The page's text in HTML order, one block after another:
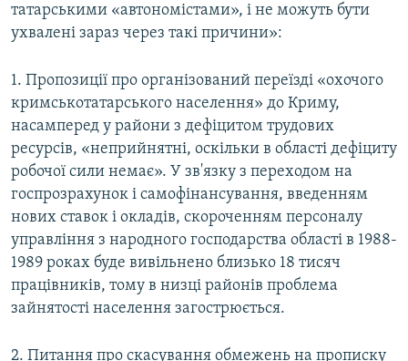
татарськими «автономістами», і не можуть бути
ухвалені зараз через такі причини»:
1. Пропозиції про організований переїзді «охочого
кримськотатарського населення» до Криму,
насамперед у райони з дефіцитом трудових
ресурсів, «неприйнятні, оскільки в області дефіциту
робочої сили немає». У зв'язку з переходом на
госпрозрахунок і самофінансування, введенням
нових ставок і окладів, скороченням персоналу
управління з народного господарства області в 1988-
1989 роках буде вивільнено близько 18 тисяч
працівників, тому в низці районів проблема
зайнятості населення загострюється.
2. Питання про скасування обмежень на прописку